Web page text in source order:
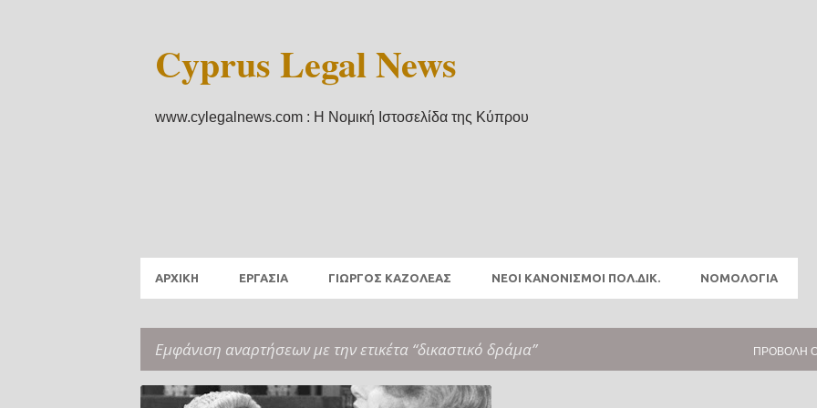
Cyprus Legal News
www.cylegalnews.com : Η Νομική Ιστοσελίδα της Κύπρου
ΑΡΧΙΚΗ ΕΡΓΑΣΙΑ ΓΙΩΡΓΟΣ ΚΑΖΟΛΕΑΣ ΝΕΟΙ ΚΑΝΟΝΙΣΜΟΙ ΠΟΛ.ΔΙΚ. ΝΟΜΟΛΟΓΙΑ
Εμφάνιση αναρτήσεων με την ετικέτα δικαστικό δράμα ΠΡΟΒΟΛΉ